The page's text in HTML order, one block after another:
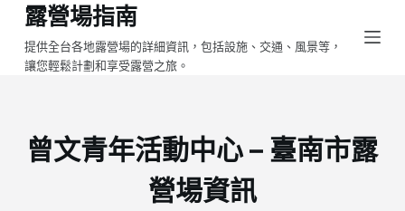
跳
至
主
容
露營場指南
提供全台各地露營場的詳細資訊，包括設施、交通、風景等，
讓您輕鬆計劃和享受露營之旅。
曾文青年活動中心 – 臺南市露
營場資訊